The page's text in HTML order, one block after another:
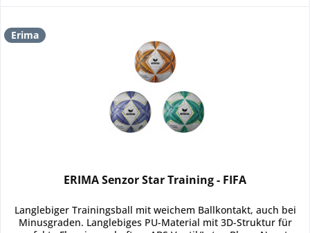
Erima
ERIMA Senzor Star Training - FIFA
Langlebiger Trainingsball mit weichem Ballkontakt, auch bei
Minusgraden. Langlebiges PU-Material mit 3D-Struktur für